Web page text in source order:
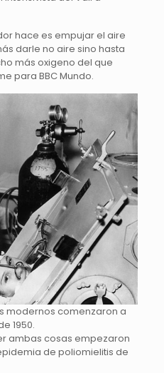
hace es empujar el aire
darle no aire sino hasta
más oxigeno del que
para BBC Mundo.
modernos comenzaron a
1950.
ambas cosas empezaron
de poliomielitis de